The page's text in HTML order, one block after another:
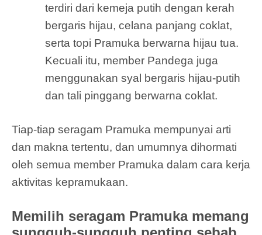
terdiri dari kemeja putih dengan kerah
bergaris hijau, celana panjang coklat,
serta topi Pramuka berwarna hijau tua.
Kecuali itu, member Pandega juga
menggunakan syal bergaris hijau-putih
dan tali pinggang berwarna coklat.
Tiap-tiap seragam Pramuka mempunyai arti
dan makna tertentu, dan umumnya dihormati
oleh semua member Pramuka dalam cara kerja
aktivitas kepramukaan.
Memilih seragam Pramuka memang